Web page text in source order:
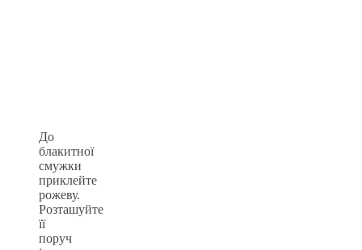
До
блакитної
смужки
приклейте
рожеву.
Розташуйте
її
поруч